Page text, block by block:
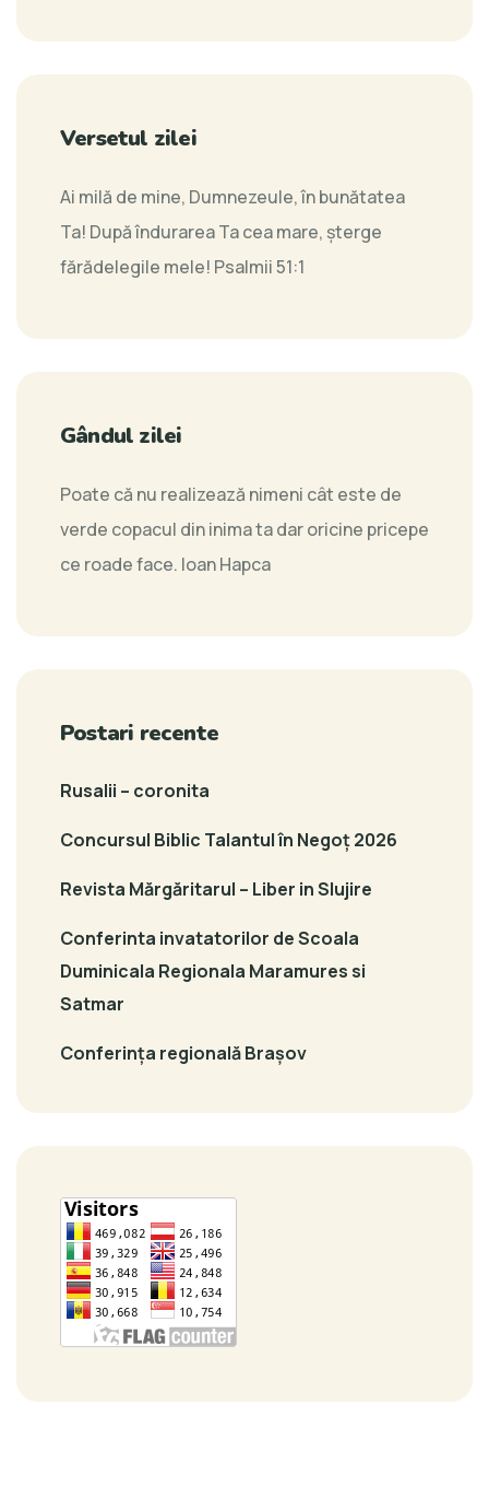
Versetul zilei
Ai milă de mine, Dumnezeule, în bunătatea
Ta! După îndurarea Ta cea mare, şterge
fărădelegile mele! Psalmii 51:1
Gândul zilei
Poate că nu realizează nimeni cât este de
verde copacul din inima ta dar oricine pricepe
ce roade face. Ioan Hapca
Postari recente
Rusalii – coronita
Concursul Biblic Talantul în Negoț 2026
Revista Mărgăritarul – Liber in Slujire
Conferinta invatatorilor de Scoala
Duminicala Regionala Maramures si
Satmar
Conferința regională Brașov